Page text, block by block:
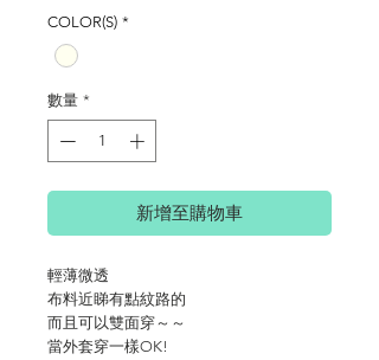
COLOR(S) *
數量 *
新增至購物車
輕薄微透
布料近睇有點紋路的
而且可以雙面穿～～
當外套穿一樣OK!